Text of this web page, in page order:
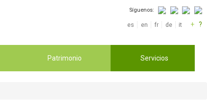
Síguenos:
es en fr de it + ?
Patrimonio Servicios